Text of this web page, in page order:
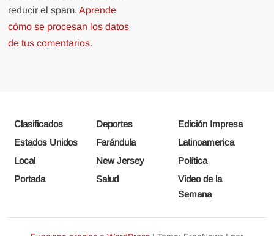
reducir el spam.Aprende
cómo se procesan los datos
de tus comentarios.
Clasificados Deportes
Edición Impresa
Estados Unidos
Farándula
Latinoamerica
Local
New Jersey
Política
Portada
Salud
Video de la
Semana